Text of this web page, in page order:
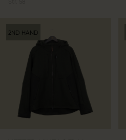
2ND HAND